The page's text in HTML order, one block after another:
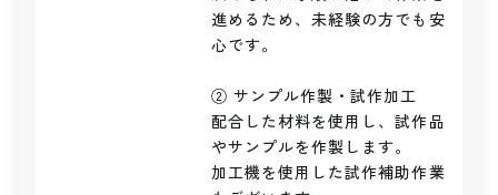
進めるため、未経験の方でも安
心です。
② サンプル作製・試作加工
配合した材料を使用し、試作品
やサンプルを作製します。
加工機を使用した試作補助作業